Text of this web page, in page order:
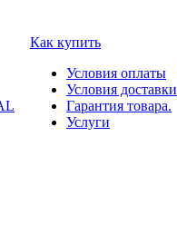
Как купить
Условия оплаты
Условия доставки
Гарантия товара.
Услуги